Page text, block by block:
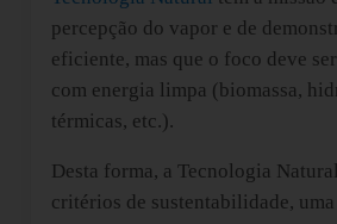
percepção do vapor e de
eficiente, mas que o foco deve
com energia limpa (biomassa,
térmicas, etc.).
Desta forma, a Tecnologia
critérios de sustentabilidade,